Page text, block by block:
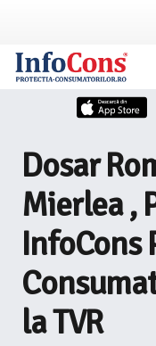
Dosar
Mierlea ,
InfoCons
la TVR